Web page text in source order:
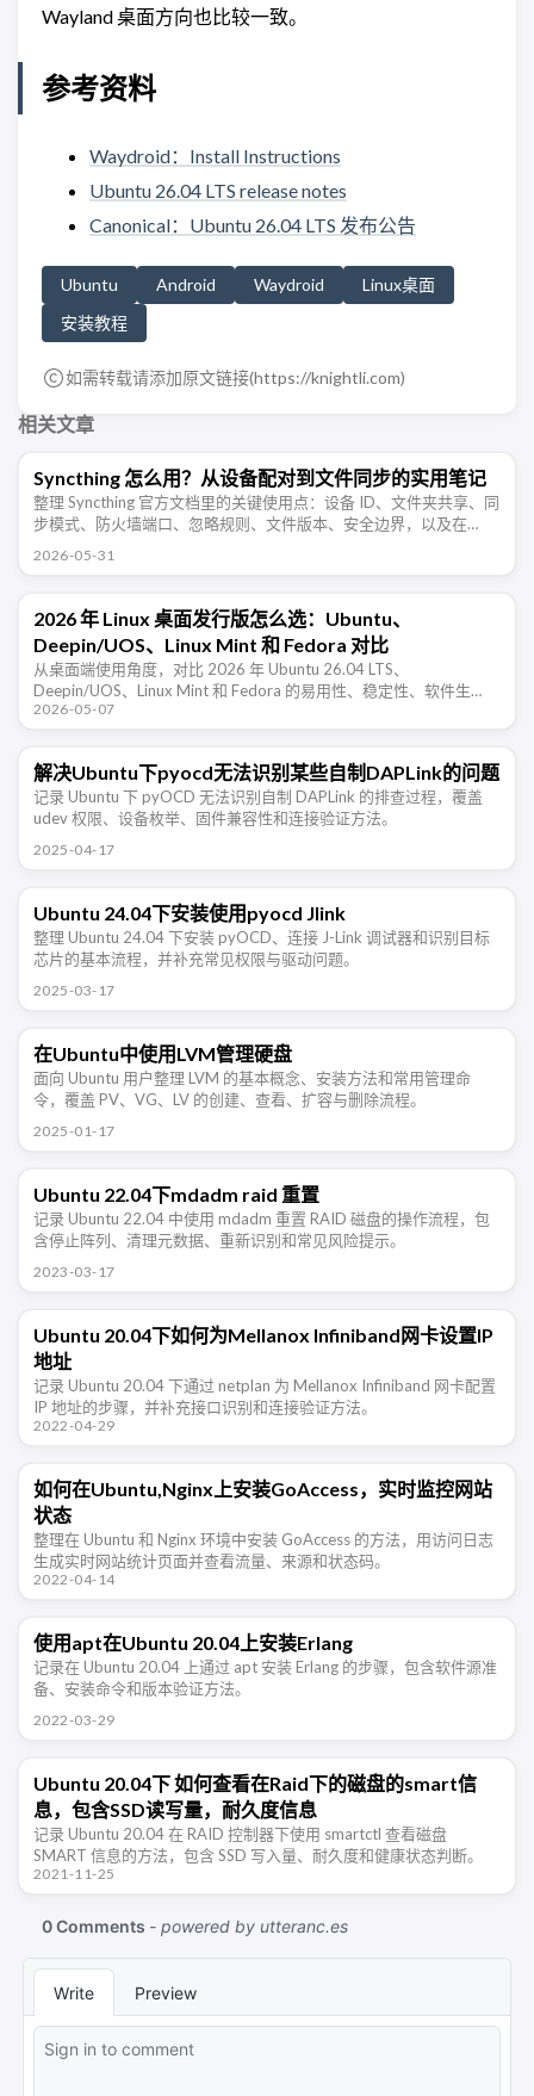
Wayland 桌面方向也比较一致。
参考资料
Waydroid：Install Instructions
Ubuntu 26.04 LTS release notes
Canonical：Ubuntu 26.04 LTS 发布公告
Ubuntu Android Waydroid
Linux桌面
安装教程
如需转载请添加原文链接(https://knightli.com)
相关文章
Syncthing 怎么用？从设备配对到文件同步的实用笔记
整理 Syncthing 官方文档里的关键使用点：设备 ID、文件夹共享、同
步模式、防火墙端口、忽略规则、文件版本、安全边界，以及在
2026-05-31
2026 年 Linux 桌面发行版怎么选：Ubuntu、
Deepin/UOS、Linux Mint 和 Fedora 对比
从桌面端使用角度，对比 2026 年 Ubuntu 26.04 LTS、
Deepin/UOS、Linux Mint 和 Fedora 的易用性、稳定性、软件生
态、新技术支持和适合人群。
2026-05-07
解决Ubuntu下pyocd无法识别某些自制DAPLink的问题
记录 Ubuntu 下 pyOCD 无法识别自制 DAPLink 的排查过程，覆盖
udev 权限、设备枚举、固件兼容性和连接验证方法。
2025-04-17
Ubuntu 24.04下安装使用pyocd Jlink
整理 Ubuntu 24.04 下安装 pyOCD、连接 J-Link 调试器和识别目标
芯片的基本流程，并补充常见权限与驱动问题。
2025-03-17
在Ubuntu中使用LVM管理硬盘
面向 Ubuntu 用户整理 LVM 的基本概念、安装方法和常用管理命
令，覆盖 PV、VG、LV 的创建、查看、扩容与删除流程。
2025-01-17
Ubuntu 22.04下mdadm raid 重置
记录 Ubuntu 22.04 中使用 mdadm 重置 RAID 磁盘的操作流程，包
含停止阵列、清理元数据、重新识别和常见风险提示。
2023-03-17
Ubuntu 20.04下如何为Mellanox Infiniband网卡设置IP
地址
记录 Ubuntu 20.04 下通过 netplan 为 Mellanox Infiniband 网卡配置
IP 地址的步骤，并补充接口识别和连接验证方法。
2022-04-29
如何在Ubuntu,Nginx上安装GoAccess，实时监控网站
状态
整理在 Ubuntu 和 Nginx 环境中安装 GoAccess 的方法，用访问日志
生成实时网站统计页面并查看流量、来源和状态码。
2022-04-14
使用apt在Ubuntu 20.04上安装Erlang
记录在 Ubuntu 20.04 上通过 apt 安装 Erlang 的步骤，包含软件源准
备、安装命令和版本验证方法。
2022-03-29
Ubuntu 20.04下 如何查看在Raid下的磁盘的smart信
息，包含SSD读写量，耐久度信息
记录 Ubuntu 20.04 在 RAID 控制器下使用 smartctl 查看磁盘
SMART 信息的方法，包含 SSD 写入量、耐久度和健康状态判断。
2021-11-25